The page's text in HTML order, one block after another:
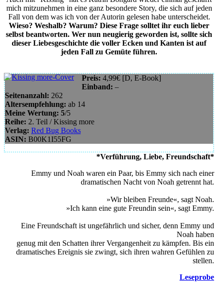
mich mitzunehmen in eine ganz besondere Story, die sich auf jeden
Fall von dem was ich von der Autorin gelesen habe unterscheidet.
Wieso? Weshalb? Warum? Diese Frage solltet ihr euch lieber
selbst beantworten. Wer nun neugierig geworden ist, sollte sich
dieser Liebesgeschichte die voller Ecken und Kanten ist auf
jeden Fall zu Gemüte führen.
Preis: 4,99€ [D, E-Book]
Einband: –
Seitenanzahl: 262
Altersempfehlung: ab 14
Meine Wertung: 5/5
Reihe: 2. Teil / Kissing more
Verlag: Red Bug Books
ASIN: B00K1I55FG
*Verführung, Liebe, Freundschaft*
Emmy und Noah waren ein Paar, bis Emmy sich nach einer
dramatischen Nacht von Noah getrennt hat.
»Wir bleiben Freunde«, sagt Noah.
»Ich kann eine gute Freundin sein«, sagt Emmy.
Eine Freundschaft ist ungefährlich und sicher, denn Emmy und
Noah haben
genug mit den Schatten ihrer Vergangenheit zu kämpfen. Bis ein
dramatisches Ereignis sie zwingt, sich ihren wahren Gefühlen zu
stellen.
Leseprobe